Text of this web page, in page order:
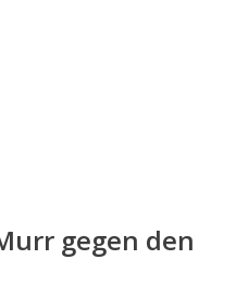
gegen den